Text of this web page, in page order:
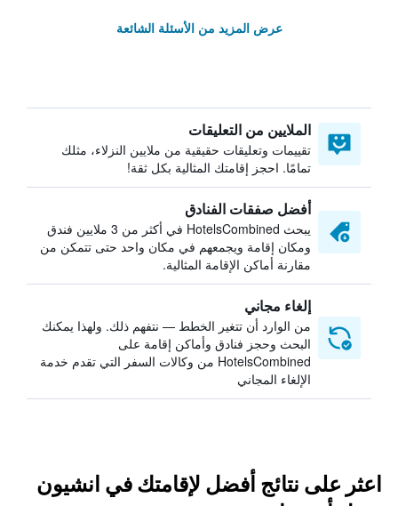
عرض المزيد من الأسئلة الشائعة
الملايين من التعليقات
تقييمات وتعليقات حقيقية من ملايين النزلاء، مثلك
تمامًا. احجز إقامتك المثالية بكل ثقة!
أفضل صفقات الفنادق
يبحث HotelsCombined في أكثر من 3 ملايين فندق
ومكان إقامة ويجمعهم في مكان واحد حتى تتمكن من
مقارنة أماكن الإقامة المثالية.
إلغاء مجاني
من الوارد أن تتغير الخطط — نتفهم ذلك. ولهذا يمكنك
البحث وحجز فنادق وأماكن إقامة على
HotelsCombined من وكالات السفر التي تقدم خدمة
الإلغاء المجاني
اعثر على نتائج أفضل لإقامتك في انشيون